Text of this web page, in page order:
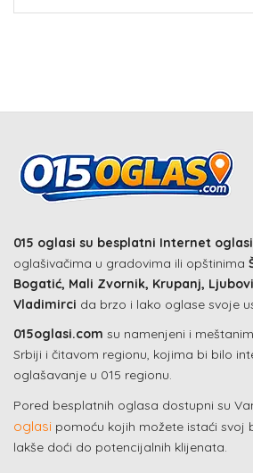
015 oglasi su besplatni Internet oglasi
oglašivačima u gradovima ili opštinima
Bogatić, Mali Zvornik, Krupanj,
Vladimirci da brzo i lako oglase svoje
015oglasi.com su namenjeni i
Srbiji i čitavom regionu, kojima bi bilo
oglašavanje u 015 regionu.
Pored besplatnih oglasa dostupni su
oglasi pomoću kojih možete istaći svoj
lakše doći do potencijalnih klijenata.